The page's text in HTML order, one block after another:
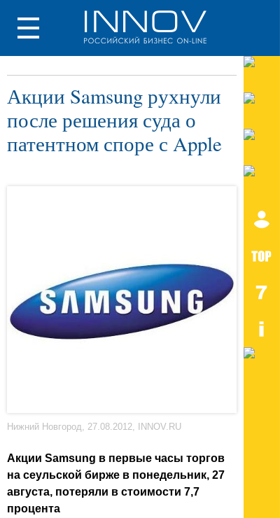
Акции Samsung рухнули
после решения суда о
патентном споре с Apple
Нижний Новгород, 27.08.2012, INNOV.RU
Акции Samsung в первые часы торгов
на сеульской бирже в понедельник, 27
августа, потеряли в стоимости 7,7
процента